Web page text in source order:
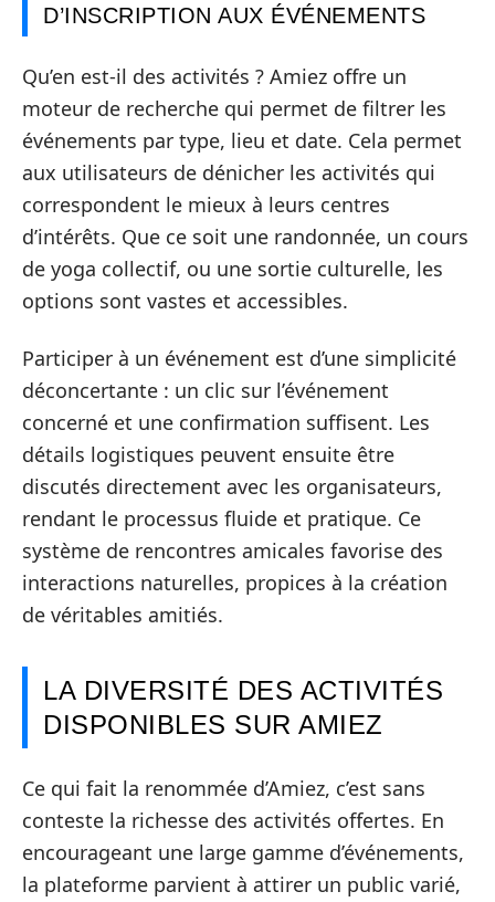
D’INSCRIPTION AUX ÉVÉNEMENTS
Qu’en est-il des activités ? Amiez offre un
moteur de recherche qui permet de filtrer les
événements par type, lieu et date. Cela permet
aux utilisateurs de dénicher les activités qui
correspondent le mieux à leurs centres
d’intérêts. Que ce soit une randonnée, un cours
de yoga collectif, ou une sortie culturelle, les
options sont vastes et accessibles.
Participer à un événement est d’une simplicité
déconcertante : un clic sur l’événement
concerné et une confirmation suffisent. Les
détails logistiques peuvent ensuite être
discutés directement avec les organisateurs,
rendant le processus fluide et pratique. Ce
système de rencontres amicales favorise des
interactions naturelles, propices à la création
de véritables amitiés.
LA DIVERSITÉ DES ACTIVITÉS
DISPONIBLES SUR AMIEZ
Ce qui fait la renommée d’Amiez, c’est sans
conteste la richesse des activités offertes. En
encourageant une large gamme d’événements,
la plateforme parvient à attirer un public varié,